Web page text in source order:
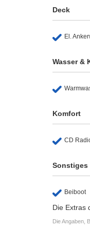
Deck
El.
Wasser &
Komfort
CD
Sonstiges
Beiboot
Die Extras
Die Angaben,